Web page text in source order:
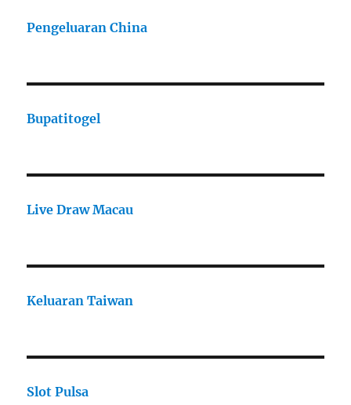
Pengeluaran China
Bupatitogel
Live Draw Macau
Keluaran Taiwan
Slot Pulsa